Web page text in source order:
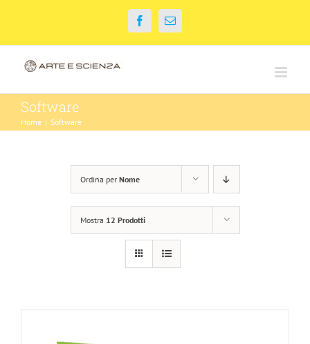
contenuto
FacebookEmail
Software
Home | Software
Ordina per Nome
Mostra 12 Prodotti